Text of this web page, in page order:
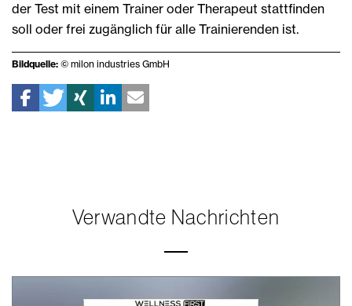
der Test mit einem Trainer oder Therapeut stattfinden
soll oder frei zugänglich für alle Trainierenden ist.
Bildquelle: © milon industries GmbH
Verwandte Nachrichten